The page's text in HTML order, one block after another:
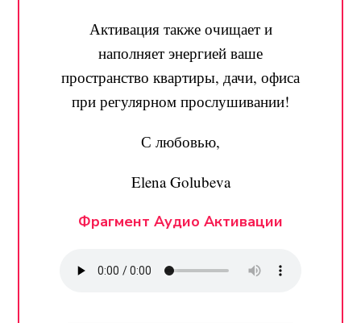
Активация также очищает и
наполняет энергией ваше
пространство квартиры, дачи, офиса
при регулярном прослушивании!
С любовью,
Elena Golubeva
Фрагмент Аудио Активации